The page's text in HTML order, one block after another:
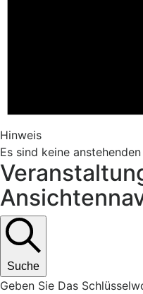
Hinweis
Es sind keine
Suche
Geben Sie Das